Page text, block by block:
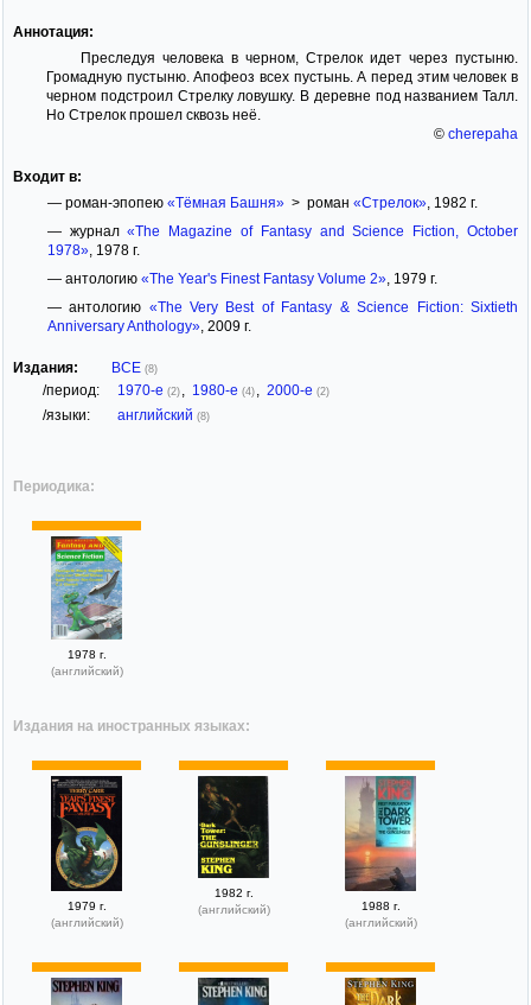
Аннотация:
Преследуя человека в черном, Стрелок идет через пустыню.
Громадную пустыню. Апофеоз всех пустынь. А перед этим человек в
черном подстроил Стрелку ловушку. В деревне под названием Талл.
Но Стрелок прошел сквозь неё.
© cherepaha
Входит в:
— роман-эпопею «Тёмная Башня»> роман «Стрелок», 1982 г.
— журнал«The Magazine of Fantasy and Science Fiction, October
1978», 1978 г.
— антологию «The Year's Finest Fantasy Volume 2», 1979 г.
— антологию «The Very Best of Fantasy & Science Fiction: Sixtieth
Anniversary Anthology», 2009 г.
Издания: ВСЕ (8)
/период: 1970-е (2) 1980-е (4) 2000-е (2)
/языки: английский (8)
Периодика:
1978 г.
(английский)
Издания на иностранных языках:
1979 г.
(английский)
1982 г.
(английский)
1988 г.
(английский)